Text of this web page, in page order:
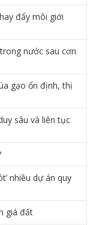
đẩy môi giới
nước sau cơn
gạo ổn định, thị
sâu và liên tục
nhiều dự án quy
giá đất